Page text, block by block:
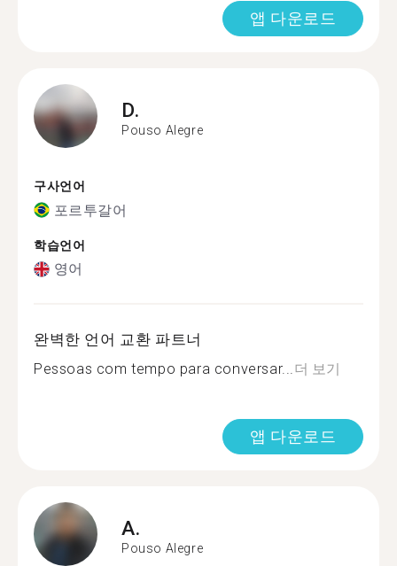
앱 다운로드
D.
Pouso Alegre
구사언어
포르투갈어
학습언어
영어
완벽한 언어 교환 파트너
Pessoas com tempo para conversar...더 보기
앱 다운로드
A.
Pouso Alegre